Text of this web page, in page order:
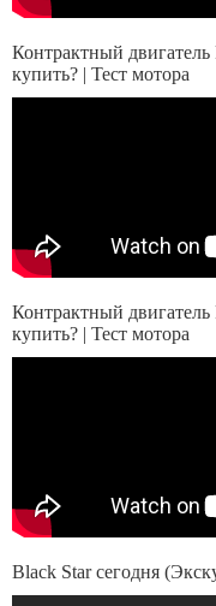
Контрактный
купить? | Тест мотора
Контрактный
купить? | Тест мотора
Black Star сегодня